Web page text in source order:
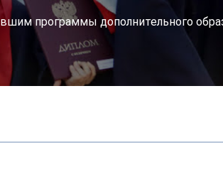
программы дополнительного